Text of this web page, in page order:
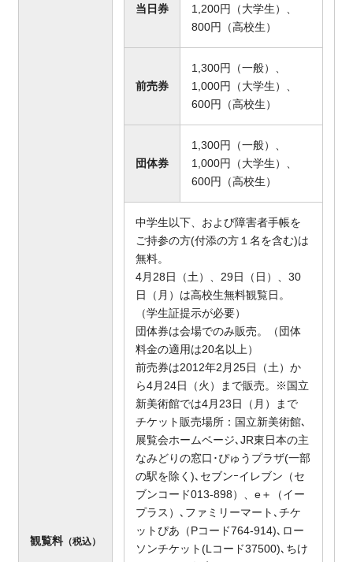
観覧料（税込）
当日券
1,200円（大学生）、
800円（高校生）
前売券
1,300円（一般）、
1,000円（大学生）、
600円（高校生）
団体券
1,300円（一般）、
1,000円（大学生）、
600円（高校生）
中学生以下、および障害者手帳を
ご持参の方(付添の方１名を含む)は
無料。
4月28日（土）、29日（日）、30
日（月）は高校生無料観覧日。
（学生証提示が必要）
団体券は会場でのみ販売。（団体
料金の適用は20名以上）
前売券は2012年2月25日（土）か
ら4月24日（火）まで販売。※国立
新美術館では4月23日（月）まで
チケット販売場所：国立新美術館､
展覧会ホームベージ､JR東日本の主
なみどりの窓口･ぴゅうプラザ(一部
の駅を除く)､セブンｰイレブン（セ
ブンコード013-898）、e＋（イー
プラス）､ファミリーマート､チケ
ットぴあ（Pコード764-914)､ロー
ソンチケット(Lコード37500)､ちけ